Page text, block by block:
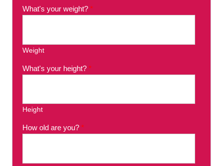
What's your weight? *
Weight
What's your height? *
Height
How old are you? *